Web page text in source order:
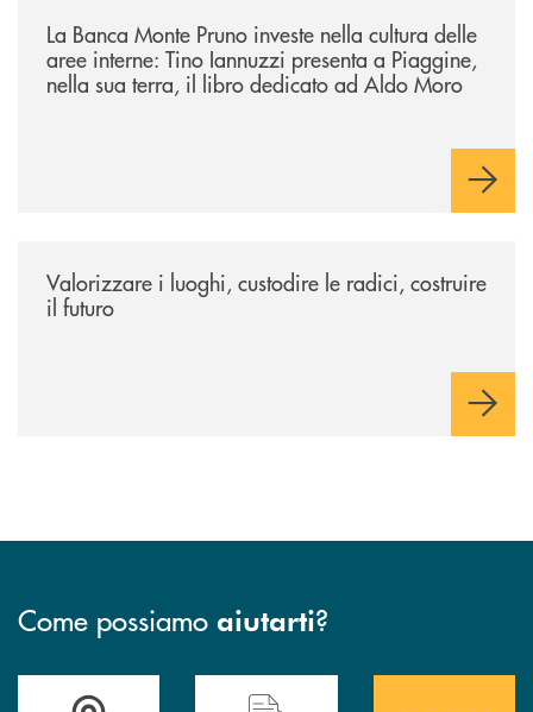
La Banca Monte Pruno investe nella cultura delle
aree interne: Tino Iannuzzi presenta a Piaggine,
nella sua terra, il libro dedicato ad Aldo Moro
Valorizzare i luoghi, custodire le radici, costruire
il futuro
Come possiamo aiutarti?
Accedi all' elenco completo&nbsp; delle&nbsp; filiali&nbsp; di Banca
Hai bisogno di assistenza immediata?